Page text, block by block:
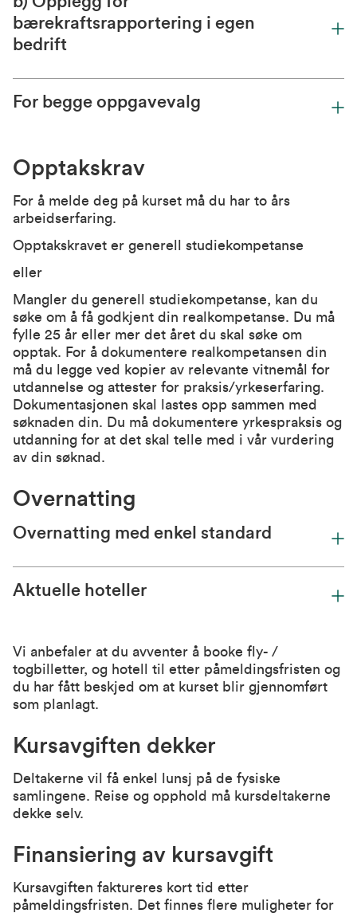
bærekraftsrapportering i egen
bedrift
For begge oppgavevalg
Opptakskrav
For å melde deg på kurset må du har to års
arbeidserfaring.
Opptakskravet er generell studiekompetanse
eller
Mangler du generell studiekompetanse, kan du
søke om å få godkjent din realkompetanse. Du må
fylle 25 år eller mer det året du skal søke om
opptak. For å dokumentere realkompetansen din
må du legge ved kopier av relevante vitnemål for
utdannelse og attester for praksis/yrkeserfaring.
Dokumentasjonen skal lastes opp sammen med
søknaden din. Du må dokumentere yrkespraksis og
utdanning for at det skal telle med i vår vurdering
av din søknad.
Overnatting
Overnatting med enkel standard
Aktuelle hoteller
Vi anbefaler at du avventer å booke fly- /
togbilletter, og hotell til etter påmeldingsfristen og
du har fått beskjed om at kurset blir gjennomført
som planlagt.
Kursavgiften dekker
Deltakerne vil få enkel lunsj på de fysiske
samlingene. Reise og opphold må kursdeltakerne
dekke selv.
Finansiering av kursavgift
Kursavgiften faktureres kort tid etter
påmeldingsfristen. Det finnes flere muligheter for